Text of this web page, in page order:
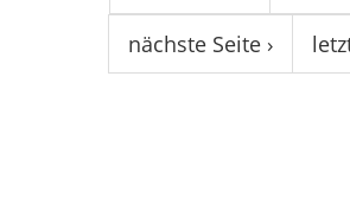
nächste Seite ›